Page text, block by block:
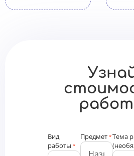
Вид
работы *
Предмет *Тема